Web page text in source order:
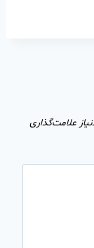
علامت‌گذاری